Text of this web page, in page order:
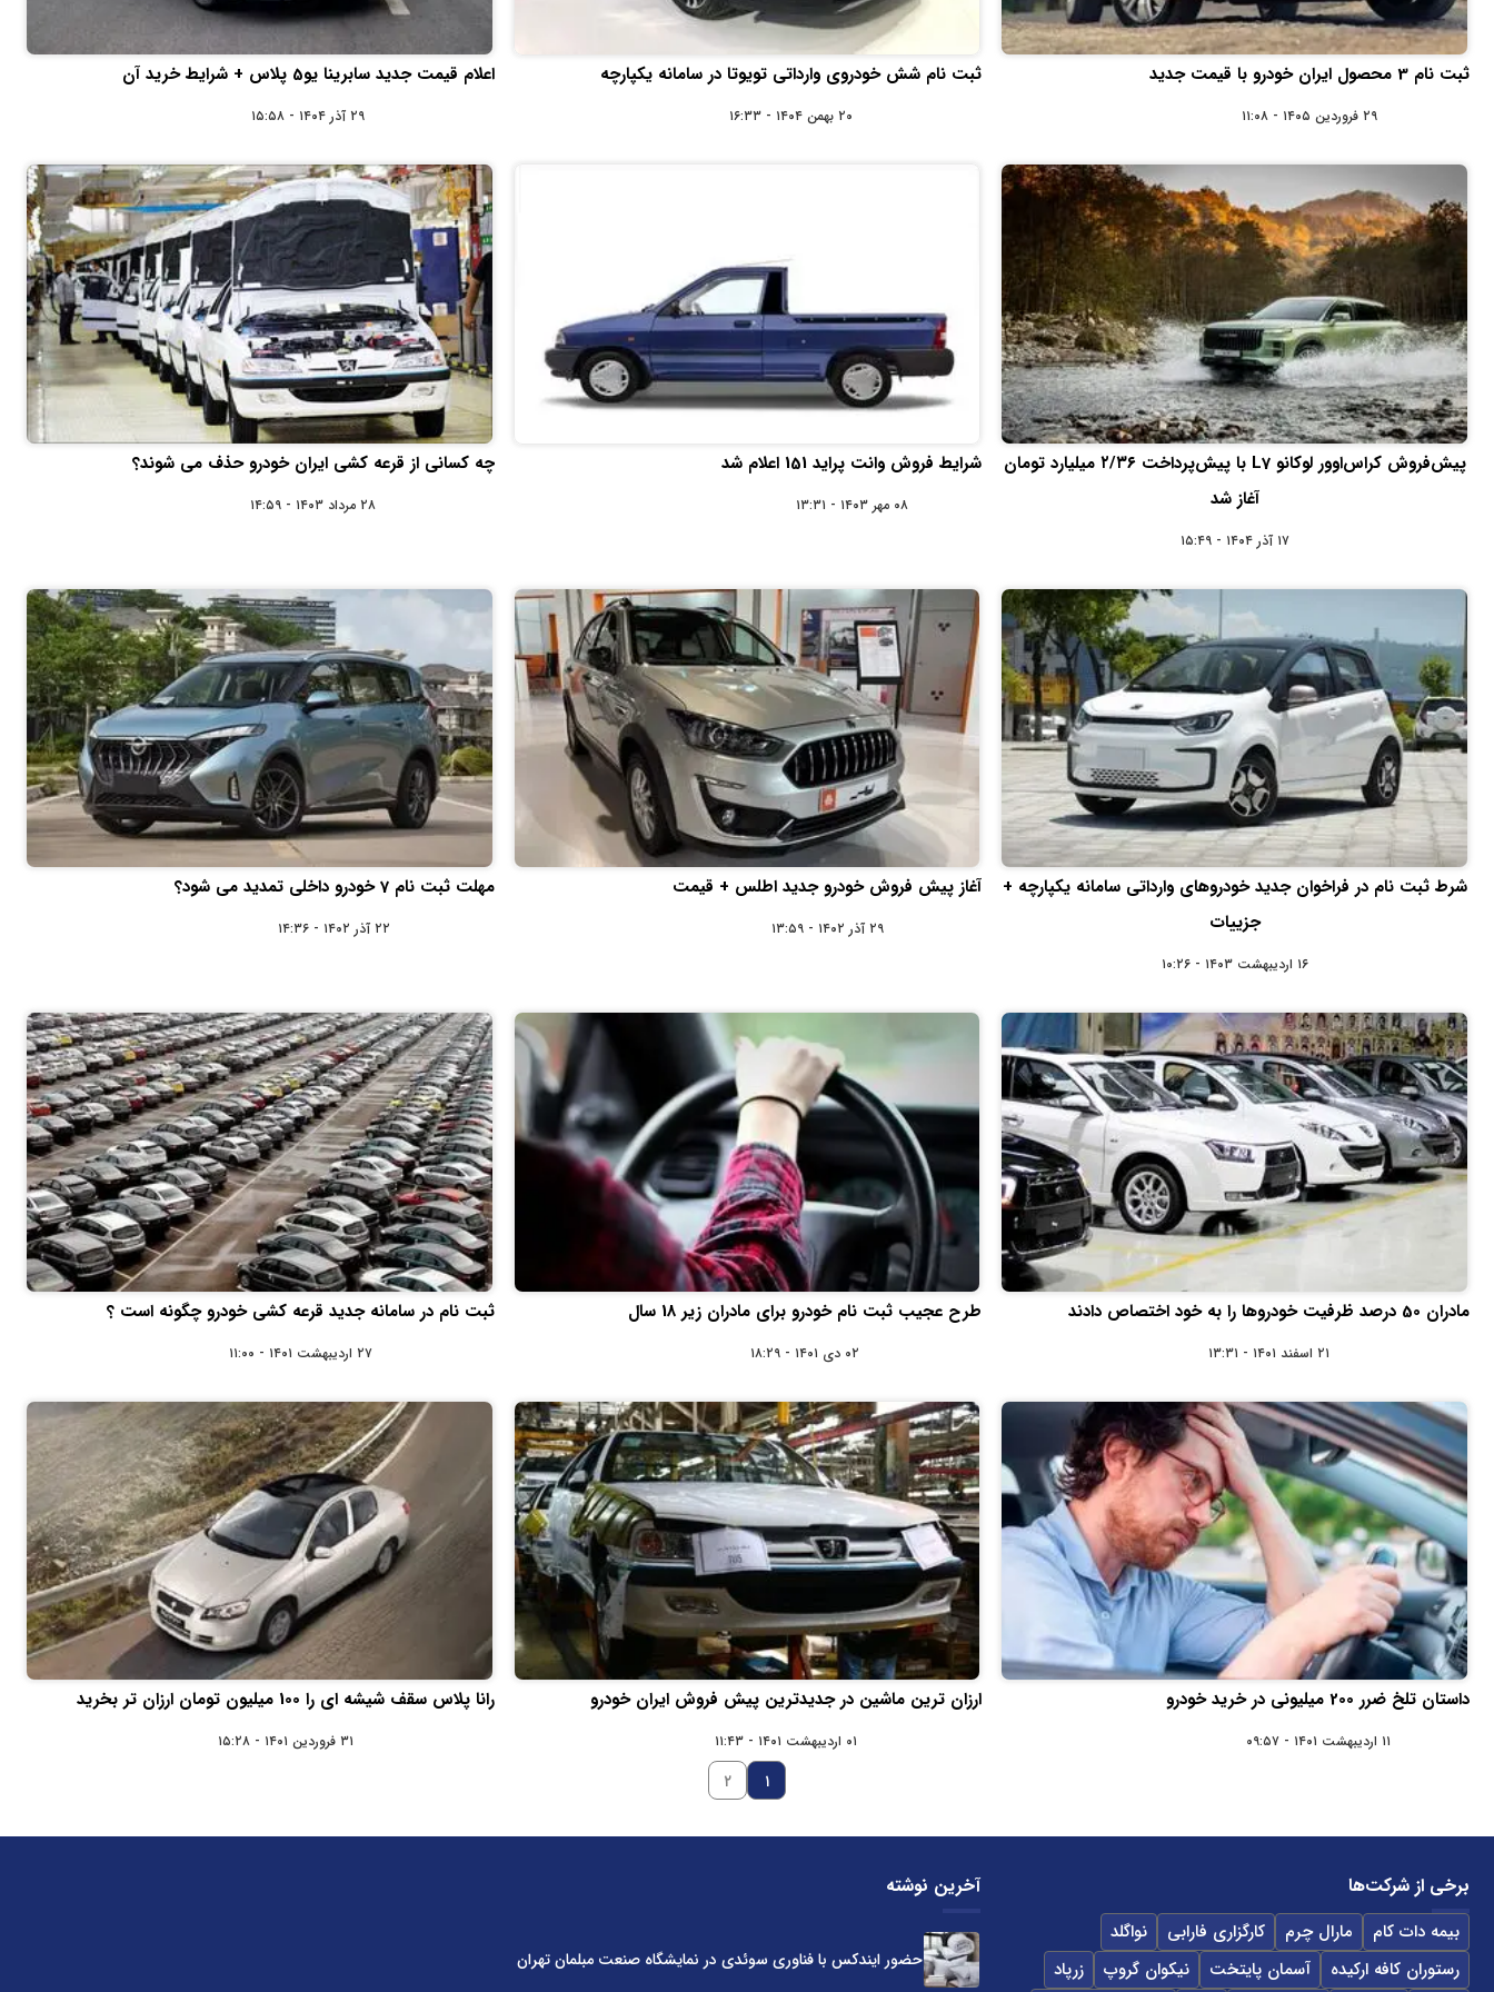
ثبت نام 3 محصول ایران خودرو با قیمت جدید
۲۹ فروردین ۱۴۰۵ - ۱۱:۰۸
ثبت نام شش خودروی وارداتی تویوتا در سامانه یکپارچه
۲۰ بهمن ۱۴۰۴ - ۱۶:۳۳
اعلام قیمت جدید سابرینا یو5 پلاس + شرایط خرید آن
۲۹ آذر ۱۴۰۴ - ۱۵:۵۸
پیش‌فروش کراس‌اوور لوکانو L7 با پیش‌پرداخت ۲/۳۶ میلیارد تومان
آغاز شد
۱۷ آذر ۱۴۰۴ - ۱۵:۴۹
شرایط فروش وانت پراید 151 اعلام شد
۰۸ مهر ۱۴۰۳ - ۱۳:۳۱
چه کسانی از قرعه کشی ایران خودرو حذف می شوند؟
۲۸ مرداد ۱۴۰۳ - ۱۴:۵۹
شرط ثبت نام در فراخوان جدید خودروهای وارداتی سامانه یکپارچه +
جزییات
۱۶ اردیبهشت ۱۴۰۳ - ۱۰:۲۶
آغاز پیش فروش خودرو جدید اطلس + قیمت
۲۹ آذر ۱۴۰۲ - ۱۳:۵۹
مهلت ثبت نام 7 خودرو داخلی تمدید می‌ شود؟
۲۲ آذر ۱۴۰۲ - ۱۴:۳۶
مادران 50 درصد ظرفیت خودروها را به خود اختصاص دادند
۲۱ اسفند ۱۴۰۱ - ۱۳:۳۱
طرح عجیب ثبت نام خودرو برای مادران زیر 18 سال
۰۲ دی ۱۴۰۱ - ۱۸:۲۹
ثبت نام در سامانه جدید قرعه کشی خودرو چگونه است ؟
۲۷ اردیبهشت ۱۴۰۱ - ۱۱:۰۰
داستان تلخ ضرر 200 میلیونی در خرید خودرو
۱۱ اردیبهشت ۱۴۰۱ - ۰۹:۵۷
ارزان ترین ماشین در جدیدترین پیش فروش ایران خودرو
۰۱ اردیبهشت ۱۴۰۱ - ۱۱:۴۳
رانا پلاس سقف شیشه ای را 100 میلیون تومان ارزان تر بخرید
۳۱ فروردین ۱۴۰۱ - ۱۵:۲۸
۱ ۲
برخی از شرکت‌ها
بیمه دات کام مارال چرم کارگزاری فارابی
نواگلد
رستوران کافه ارکیده
آسمان پایتخت نیکوان گروپ زرپاد
آخرین نوشته
حضور ایندکس با فناوری سوئدی در نمایشگاه صنعت مبلمان تهران